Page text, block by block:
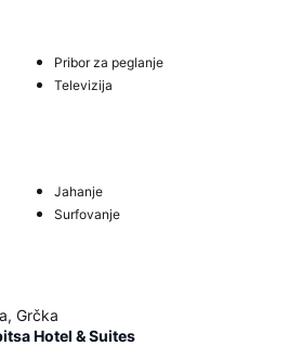
Pribor za peglanje
Televizija
Jahanje
Surfovanje
Grčka
Hotel & Suites